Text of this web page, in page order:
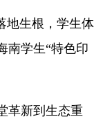
生根，学生体
南学生“特色印
新到生态重